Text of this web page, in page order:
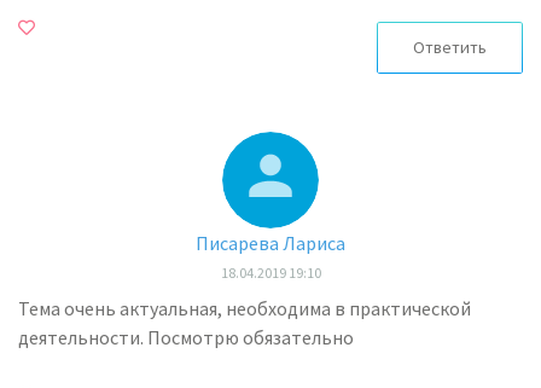
Ответить
Писарева Лариса
18.04.2019 19:10
Тема очень актуальная, необходима в практической
деятельности. Посмотрю обязательно